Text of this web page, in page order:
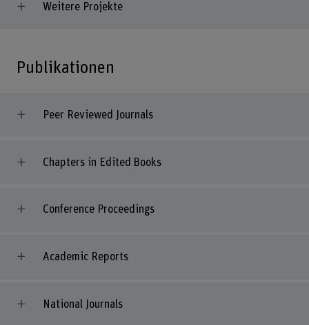
Weitere Projekte
Publikationen
Peer Reviewed Journals
Chapters in Edited Books
Conference Proceedings
Academic Reports
National Journals